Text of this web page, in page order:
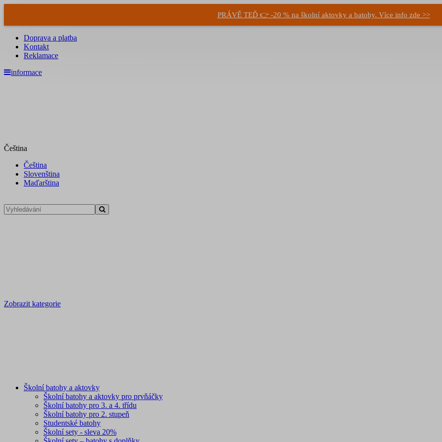
PRÁVĚ TEĎ 👉 -20 % na školní aktovky a batohy. Více info zde >>
Doprava a platba
Kontakt
Reklamace
informace
Čeština
Čeština
Slovenština
Maďarština
Zobrazit kategorie
Školní batohy a aktovky
Školní batohy a aktovky pro prvňáčky
Školní batohy pro 3. a 4. třídu
Školní batohy pro 2. stupeň
Studentské batohy
Školní sety - sleva 20%